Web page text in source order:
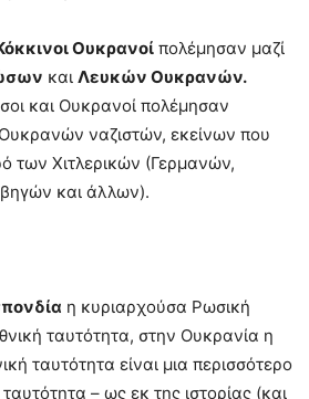
Ουκρανοί πολέμησαν μαζί
και Λευκών Ουκρανών.
και Ουκρανοί πολέμησαν
ναζιστών, εκείνων που
των Χιτλερικών (Γερμανών,
και άλλων).
η κυριαρχούσα Ρωσική
ταυτότητα, στην Ουκρανία η
ταυτότητα είναι μια περισσότερο
– ως εκ της ιστορίας (και